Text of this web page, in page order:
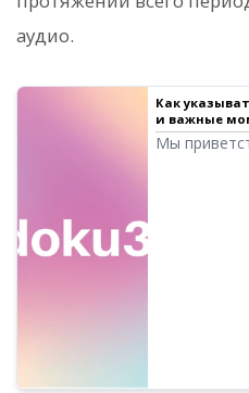
аудио.
Как
и важные
чтения
Мы